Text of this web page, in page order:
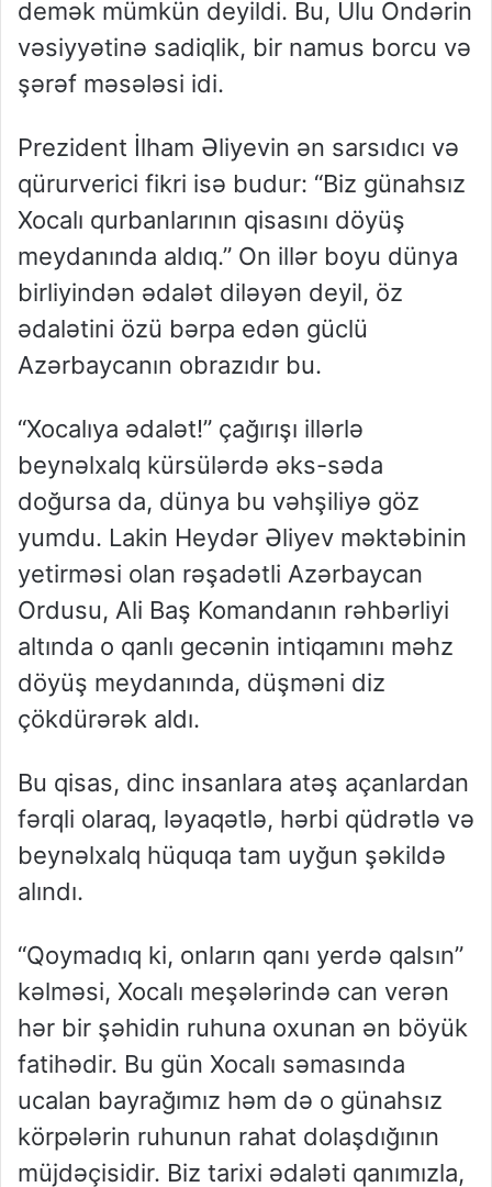
demək mümkün deyildi. Bu, Ulu Öndərin
vəsiyyətinə sadiqlik, bir namus borcu və
şərəf məsələsi idi.
Prezident İlham Əliyevin ən sarsıdıcı və
qürurverici fikri isə budur: “Biz günahsız
Xocalı qurbanlarının qisasını döyüş
meydanında aldıq.” On illər boyu dünya
birliyindən ədalət diləyən deyil, öz
ədalətini özü bərpa edən güclü
Azərbaycanın obrazıdır bu.
“Xocalıya ədalət!” çağırışı illərlə
beynəlxalq kürsülərdə əks-səda
doğursa da, dünya bu vəhşiliyə göz
yumdu. Lakin Heydər Əliyev məktəbinin
yetirməsi olan rəşadətli Azərbaycan
Ordusu, Ali Baş Komandanın rəhbərliyi
altında o qanlı gecənin intiqamını məhz
döyüş meydanında, düşməni diz
çökdürərək aldı.
Bu qisas, dinc insanlara atəş açanlardan
fərqli olaraq, ləyaqətlə, hərbi qüdrətlə və
beynəlxalq hüquqa tam uyğun şəkildə
alındı.
“Qoymadıq ki, onların qanı yerdə qalsın”
kəlməsi, Xocalı meşələrində can verən
hər bir şəhidin ruhuna oxunan ən böyük
fatihədir. Bu gün Xocalı səmasında
ucalan bayrağımız həm də o günahsız
körpələrin ruhunun rahat dolaşdığının
müjdəçisidir. Biz tarixi ədaləti qanımızla,